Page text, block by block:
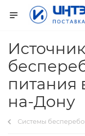
питания
на-Дону
Системы